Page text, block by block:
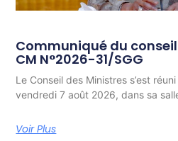
Communiqué du
CM N°2026-31/SGG
Le Conseil des Ministres s’est
vendredi 7 août 2026, dans sa
Voir Plus